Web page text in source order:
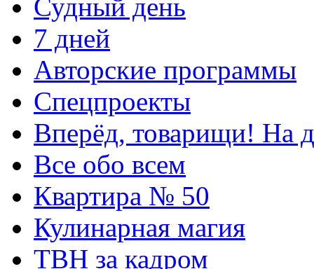
Судный день
7 дней
Авторские программы
Спецпроекты
Вперёд, товарищи! На
Все обо всем
Квартира № 50
Кулинарная магия
ТВН за кадром